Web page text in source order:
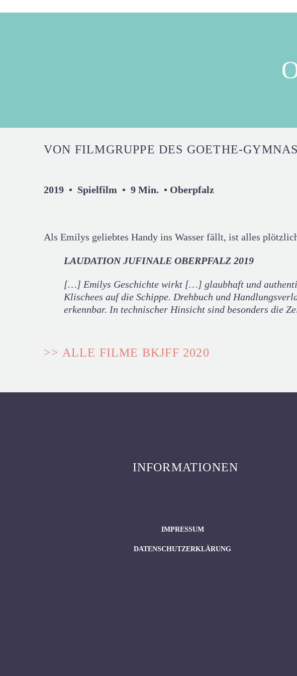
VON FILMGRUPPE DES GOETHE-
2019 • Spielfilm • 9 Min. • Oberpfalz
Als Emilys geliebtes Handy ins Wasser fällt, ist alles
LAUDATION JUFINALE OBERPFALZ 2019
[…] Emilys Geschichte wirkt […] glaubhaft und
Klischees auf die Schippe. Drehbuch und
erkennbar. In technischer Hinsicht sind besonders die
>> ALLE FILME BKJFF 2020
INFORMATIONEN
IMPRESSUM
DATENSCHUTZERKLÄRUNG